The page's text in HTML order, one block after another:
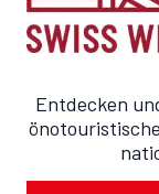
Entdecken